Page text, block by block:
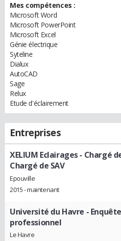
Mes compétences :
Microsoft Word
Microsoft PowerPoint
Microsoft Excel
Génie électrique
Syteline
Dialux
AutoCAD
Sage
Relux
Etude d'éclairement
Entreprises
XELIUM Eclairages- Chargé
Chargé de SAV
Epouville
2015 - maintenant
Université du Havre -
professionnel
Le Havre